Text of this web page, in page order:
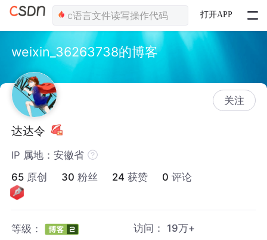
打开APP
weixin_36263738的博客
关注
达达令
IP 属地：安徽省
65 原创 30 粉丝 24 获赞 0 评论
等级： 访问： 19万+